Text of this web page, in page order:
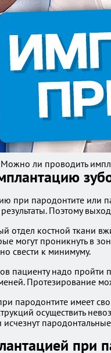
ли проводить
при пародонтите или
Поэтому
отдел костной ткани
могут проникнуть в
свести к минимуму.
пациенту надо пройти
Протезирование
пародонтите имеет
осуществить
при